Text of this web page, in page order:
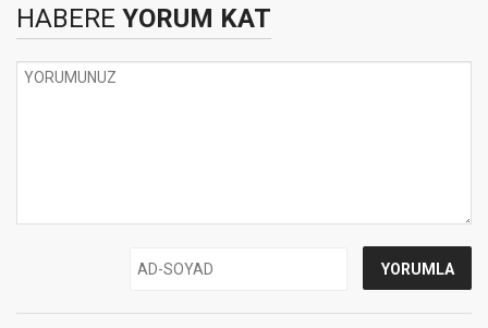
HABERE YORUM KAT